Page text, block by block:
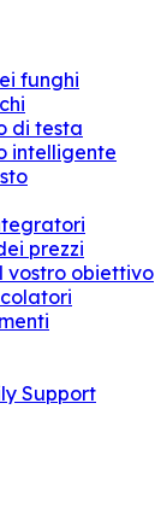
funghi
di testa
intelligente
prezzi
vostro obiettivo
Support